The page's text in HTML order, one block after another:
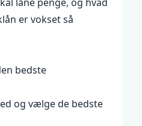
er vokset så
bedste
og vælge de bedste